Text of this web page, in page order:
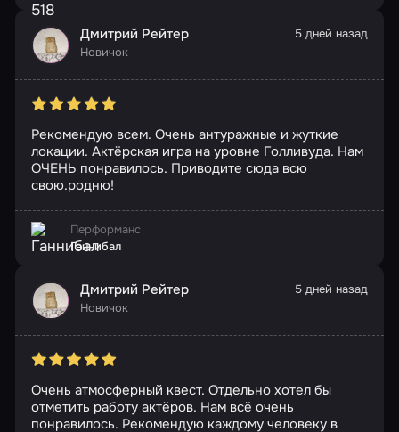
Дмитрий Рейтер
Новичок
5 дней назад
Рекомендую всем. Очень антуражные и жуткие
локации. Актёрская игра на уровне Голливуда. Нам
ОЧЕНЬ понравилось. Приводите сюда всю
свою.родню!
Перформанс
Ганнибал
Дмитрий Рейтер
Новичок
5 дней назад
Очень атмосферный квест. Отдельно хотел бы
отметить работу актёров. Нам всё очень
понравилось. Рекомендую каждому человеку в